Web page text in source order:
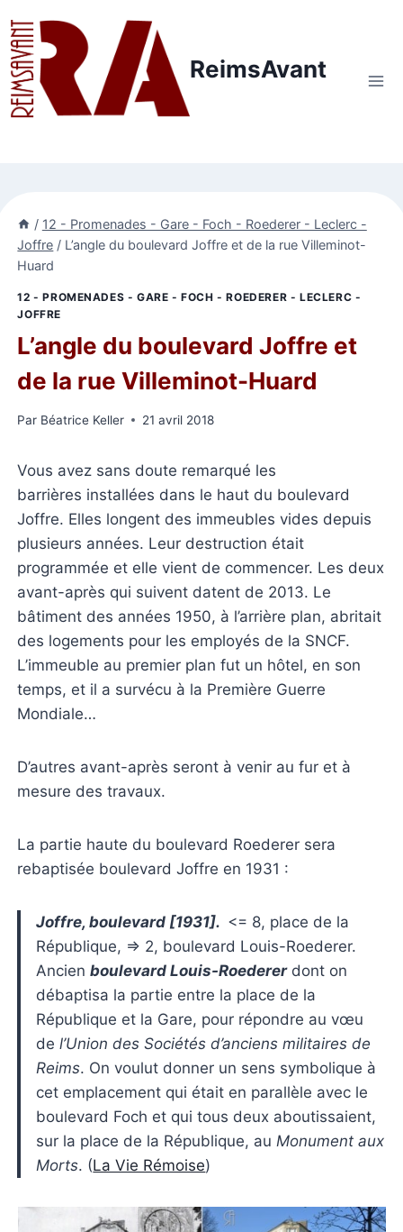
au
contenu
ReimsAvant
/ 12 - Promenades - Gare - Foch - Roederer - Leclerc -
Joffre / L’angle du boulevard Joffre et de la rue Villeminot-
Huard
12 - PROMENADES - GARE - FOCH - ROEDERER - LECLERC -
JOFFRE
L’angle du boulevard Joffre et
de la rue Villeminot-Huard
Par Béatrice Keller 21 avril 2018
Vous avez sans doute remarqué les
barrières installées dans le haut du boulevard
Joffre. Elles longent des immeubles vides depuis
plusieurs années. Leur destruction était
programmée et elle vient de commencer. Les deux
avant-après qui suivent datent de 2013. Le
bâtiment des années 1950, à l’arrière plan, abritait
des logements pour les employés de la SNCF.
L’immeuble au premier plan fut un hôtel, en son
temps, et il a survécu à la Première Guerre
Mondiale…
D’autres avant-après seront à venir au fur et à
mesure des travaux.
La partie haute du boulevard Roederer sera
rebaptisée boulevard Joffre en 1931 :
Joffre, boulevard [1931]. <= 8, place de la
République, => 2, boulevard Louis-Roederer.
Ancienboulevard Louis-Roedererdont on
débaptisa la partie entre la place de la
République et la Gare, pour répondre au vœu
del’Union des Sociétés d’anciens militaires de
Reims. On voulut donner un sens symbolique à
cet emplacement qui était en parallèle avec le
boulevard Foch et qui tous deux aboutissaient,
sur la place de la République, au Monument aux
Morts. (La Vie Rémoise)